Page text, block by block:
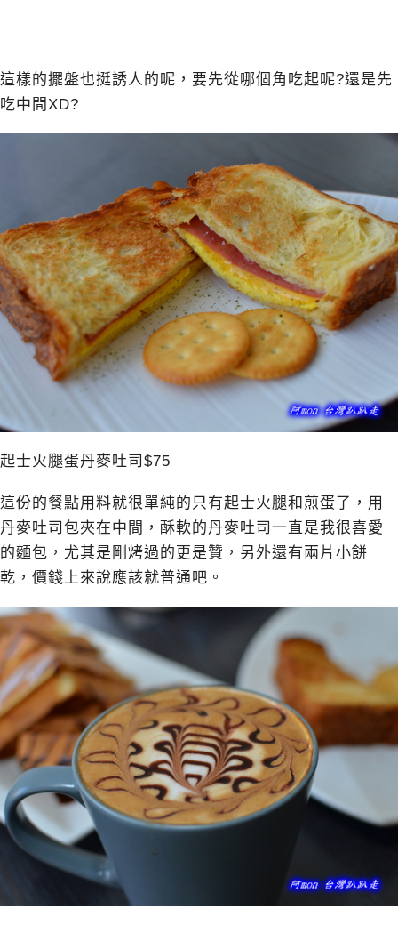
這樣的擺盤也挺誘人的呢，要先從哪個角吃起呢?還是先
吃中間XD?
起士火腿蛋丹麥吐司$75
這份的餐點用料就很單純的只有起士火腿和煎蛋了，用
丹麥吐司包夾在中間，酥軟的丹麥吐司一直是我很喜愛
的麵包，尤其是剛烤過的更是贊，另外還有兩片小餅
乾，價錢上來說應該就普通吧。